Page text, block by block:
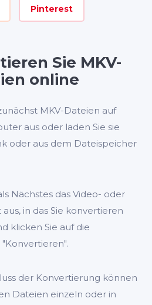
Pinterest
Sie MKV-
online
MKV-Dateien auf
aus oder laden Sie sie
oder aus dem Dateispeicher
Nächstes das Video- oder
in das Sie konvertieren
klicken Sie auf die
der Konvertierung können
Dateien einzeln oder in